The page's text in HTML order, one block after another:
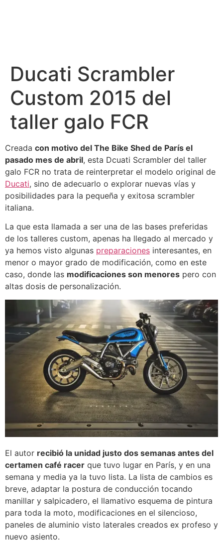
Ducati Scrambler
Custom 2015 del
taller galo FCR
Creada con motivo del The Bike Shed de París el
pasado mes de abril, esta Dcuati Scrambler del taller
galo FCR no trata de reinterpretar el modelo original de
Ducati, sino de adecuarlo o explorar nuevas vías y
posibilidades para la pequeña y exitosa scrambler
italiana.
La que esta llamada a ser una de las bases preferidas
de los talleres custom, apenas ha llegado al mercado y
ya hemos visto algunas preparaciones interesantes, en
menor o mayor grado de modificación, como en este
caso, donde las modificaciones son menores pero con
altas dosis de personalización.
El autor recibió la unidad justo dos semanas antes del
certamen café racer que tuvo lugar en París, y en una
semana y media ya la tuvo lista. La lista de cambios es
breve, adaptar la postura de conducción tocando
manillar y salpicadero, el llamativo esquema de pintura
para toda la moto, modificaciones en el silencioso,
paneles de aluminio visto laterales creados ex profeso y
nuevo asiento.